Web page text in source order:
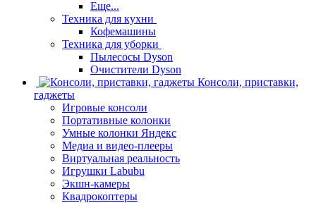
Еще...
Техника для кухни
Кофемашины
Техника для уборки
Пылесосы Dyson
Очистители Dyson
Консоли, приставки,
гаджеты
Игровые консоли
Портативные колонки
Умные колонки Яндекс
Медиа и видео-плееры
Виртуальная реальность
Игрушки Labubu
Экшн-камеры
Квадрокоптеры